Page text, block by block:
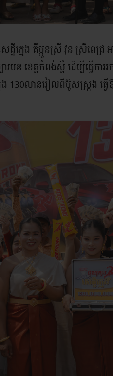
មេង គឺប្អូនស្រី វុន ស្រីពេជ្រ អ
ន ខេត្តកំពង់ស្ពឺ ដើម្បីធ្វើ
លានរៀលពីប៊ូសស្រ្តង ធ្វើឱ្